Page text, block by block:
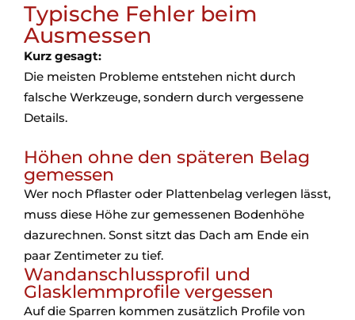
Typische Fehler beim
Ausmessen
Kurz gesagt:
Die meisten Probleme entstehen nicht durch
falsche Werkzeuge, sondern durch vergessene
Details.
Höhen ohne den späteren Belag
gemessen
Wer noch Pflaster oder Plattenbelag verlegen lässt,
muss diese Höhe zur gemessenen Bodenhöhe
dazurechnen. Sonst sitzt das Dach am Ende ein
paar Zentimeter zu tief.
Wandanschlussprofil und
Glasklemmprofile vergessen
Auf die Sparren kommen zusätzlich Profile von